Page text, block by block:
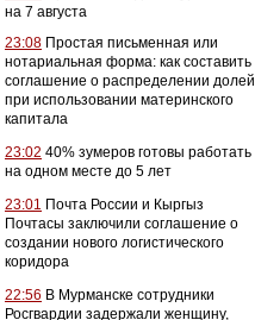
на 7 августа
23:08 Простая письменная или
нотариальная форма: как составить
соглашение о распределении долей
при использовании материнского
капитала
23:02 40% зумеров готовы работать
на одном месте до 5 лет
23:01 Почта России и Кыргыз
Почтасы заключили соглашение о
создании нового логистического
коридора
22:56 В Мурманске сотрудники
Росгвардии задержали женщину,